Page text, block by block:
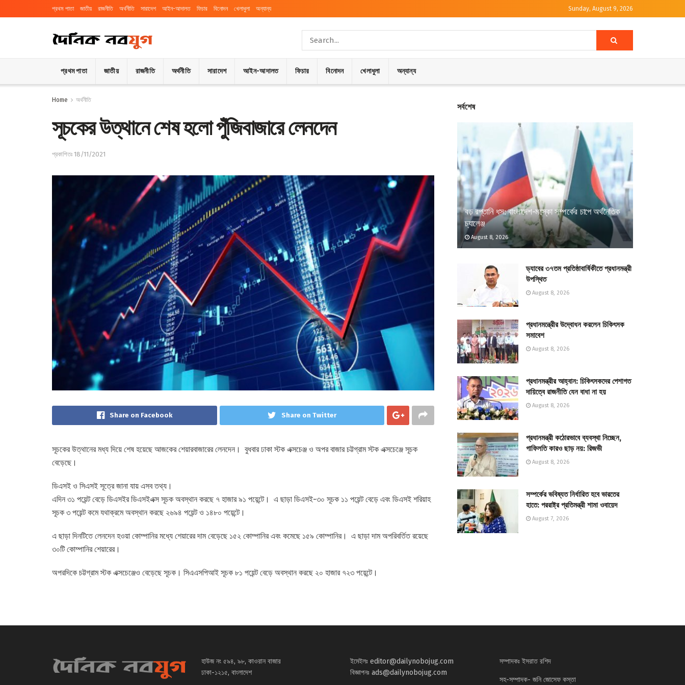
প্রথম পাতা জাতীয় রাজনীতি অর্থনীতি সারাদেশ আইন-আদালত ফিচার বিনোদন খেলাধুলা অন্যান্য Sunday, August 9, 2026
প্রথম পাতা জাতীয় রাজনীতি অর্থনীতি সারাদেশ আইন-আদালত ফিচার বিনোদন খেলাধুলা অন্যান্য
Home অর্থনীতি
সূচকের উত্থানে শেষ হলো পুঁজিবাজারে লেনদেন
প্রকাশিতঃ 18/11/2021
Share on Facebook Share on Twitter
সূচকের উত্থানের মধ্য দিয়ে শেষ হয়েছে আজকের শেয়ারবাজারের লেনদেন। বুধবার ঢাকা স্টক এক্সচেঞ্জ ও অপর বাজার চট্টগ্রাম স্টক এক্সচেঞ্জে সূচক
বেড়েছে।
ডিএসই ও সিএসই সূত্রে জানা যায় এসব তথ্য।
এদিন ৩১ পয়েন্ট বেড়ে ডিএসইর ডিএসইএক্স সূচক অবস্থান করছে ৭ হাজার ৯১ পয়েন্টে। এ ছাড়া ডিএসই-৩০ সূচক ১১ পয়েন্ট বেড়ে এবং ডিএসই শরিয়াহ
সূচক ৩ পয়েন্ট কমে যথাক্রমে অবস্থান করছে ২৬৯৪ পয়েন্ট ও ১৪৮০ পয়েন্টে।
এ ছাড়া দিনটিতে লেনদেন হওয়া কোম্পানির মধ্যে শেয়ারের দাম বেড়েছে ১৫২ কোম্পানির এবং কমেছে ১৫৯ কোম্পানির। এ ছাড়া দাম অপরিবর্তিত রয়েছে
৩০টি কোম্পানির শেয়ারের।
অপরদিকে চট্টগ্রাম স্টক এক্সচেঞ্জেও বেড়েছে সূচক। সিএএসপিআই সূচক ৮১ পয়েন্ট বেড়ে অবস্থান করছে ২০ হাজার ৭২৩ পয়েন্টে।
সর্বশেষ
বড় রপ্তানি ধস: বাংলাদেশ-মস্কো সম্পর্কের চাপে অর্থনৈতিক
চ্যালেঞ্জ
August 8, 2026
ড্যাবের ৩৭তম প্রতিষ্ঠাবার্ষিকীতে প্রধানমন্ত্রী
উপস্থিত
August 8, 2026
প্রধানমন্ত্রীের উদ্বোধন করলেন চিকিৎসক
সমাবেশ
August 8, 2026
প্রধানমন্ত্রীর আহ্বান: চিকিৎসকদের পেশাগত
দায়িত্বে রাজনীতি যেন বাধা না হয়
August 8, 2026
প্রধানমন্ত্রী কঠোরভাবে ব্যবস্থা নিচ্ছেন,
গাফিলতি কারও ছাড় নয়: রিজভী
August 8, 2026
সম্পর্কের ভবিষ্যত নির্ধারিত হবে ভারতের
হাতে: পররাষ্ট্র প্রতিমন্ত্রী শামা ওবায়েদ
August 7, 2026
হাউজ নং ৫৯৪, ৯৮, কাওরান বাজার
ঢাকা-১২১৫, বাংলাদেশ
ইমেইলঃ editor@dailynobojug.com
বিজ্ঞাপনঃ ads@dailynobojug.com
সম্পাদকঃ ইসরাত রশিদ
সহ-সম্পাদক- জনি জোসেফ কস্তা